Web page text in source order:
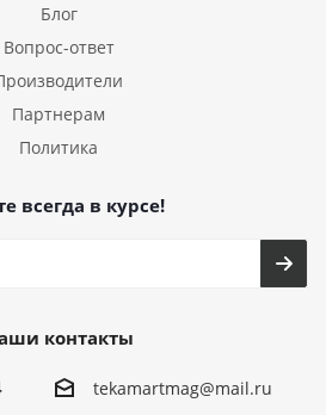
Блог
Вопрос-ответ
Партнерам
Политика
всегда в курсе!
контакты
tekamartmag@mail.ru